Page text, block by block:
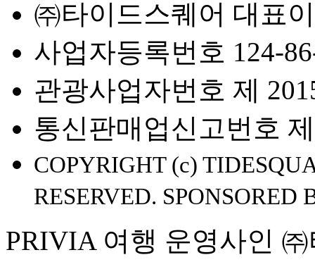
㈜타이드스퀘어 대표
사업자등록번호 124-
관광사업자번호 제
통신판매업신고번호
COPYRIGHT (c)
RESERVED.
PRIVIA 여행 운영사인